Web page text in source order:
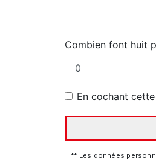
Combien font huit
En cochant
** Les données